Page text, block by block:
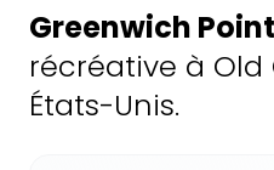
Greenwich
récréative à Old
États-Unis.